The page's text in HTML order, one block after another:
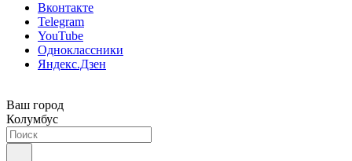
Вконтакте
Telegram
YouTube
Одноклассники
Яндекс.Дзен
Ваш город
Колумбус